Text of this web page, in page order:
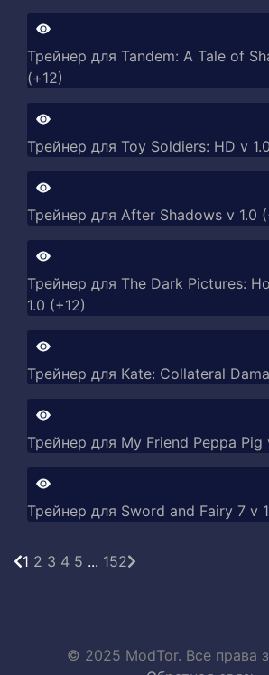
Трейнер для Tandem: A Tale of
(+12)
Трейнер для Toy Soldiers: HD v
Трейнер для After Shadows v 1.0
Трейнер для The Dark Pictures:
1.0 (+12)
Трейнер для Kate: Collateral
Трейнер для My Friend Peppa Pig
Трейнер для Sword and Fairy 7 v
1 2 3 4 5 ... 152
© 2025 ModTor. Все права